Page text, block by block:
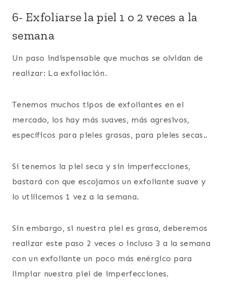
6- Exfoliarse la piel 1 o 2 veces a la
semana
Un paso indispensable que muchas se olvidan de
realizar: La exfoliación.
Tenemos muchos tipos de exfoliantes en el
mercado, los hay más suaves, más agresivos,
específicos para pieles grasas, para pieles secas..
Si tenemos la piel seca y sin imperfecciones,
bastará con que escojamos un exfoliante suave y
lo utilicemos 1 vez a la semana.
Sin embargo, si nuestra piel es grasa, deberemos
realizar este paso 2 veces o incluso 3 a la semana
con un exfoliante un poco más enérgico para
limpiar nuestra piel de imperfecciones.